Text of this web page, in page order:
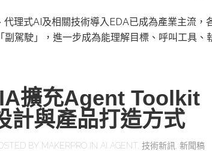
代理式AI及相關技術導入EDA已成為產業主流，
副駕駛」，進一步成為能理解目標、呼叫工具、
擴充Agent
計與產品打造方式
BY MAKERPRO IN AI AGENT 技術新訊 新聞稿